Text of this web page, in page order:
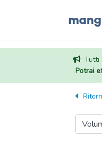
Tutti
Potrai